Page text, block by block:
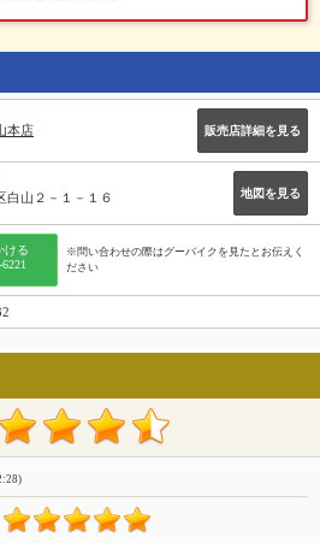
本店
販売店詳細を見る
地図を見る
白山２－１－１６
ける
※問い合わせの際はグーバイクを見たとお伝えく
ださい